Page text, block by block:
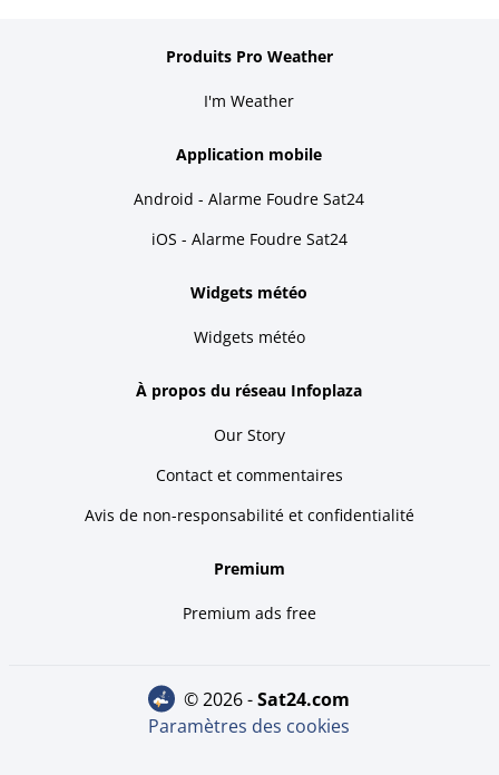
Produits Pro Weather
I'm Weather
Application mobile
Android - Alarme Foudre Sat24
iOS - Alarme Foudre Sat24
Widgets météo
Widgets météo
À propos du réseau Infoplaza
Our Story
Contact et commentaires
Avis de non-responsabilité et confidentialité
Premium
Premium ads free
© 2026 - sat24.com
Paramètres des cookies